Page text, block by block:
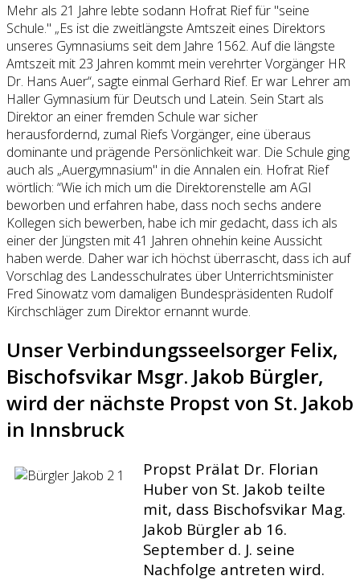
Mehr als 21 Jahre lebte sodann Hofrat Rief für "seine
Schule." „Es ist die zweitlängste Amtszeit eines Direktors
unseres Gymnasiums seit dem Jahre 1562. Auf die längste
Amtszeit mit 23 Jahren kommt mein verehrter Vorgänger HR
Dr. Hans Auer“, sagte einmal Gerhard Rief. Er war Lehrer am
Haller Gymnasium für Deutsch und Latein. Sein Start als
Direktor an einer fremden Schule war sicher
herausfordernd, zumal Riefs Vorgänger, eine überaus
dominante und prägende Persönlichkeit war. Die Schule ging
auch als „Auergymnasium" in die Annalen ein. Hofrat Rief
wörtlich: “Wie ich mich um die Direktorenstelle am AGI
beworben und erfahren habe, dass noch sechs andere
Kollegen sich bewerben, habe ich mir gedacht, dass ich als
einer der Jüngsten mit 41 Jahren ohnehin keine Aussicht
haben werde. Daher war ich höchst überrascht, dass ich auf
Vorschlag des Landesschulrates über Unterrichtsminister
Fred Sinowatz vom damaligen Bundespräsidenten Rudolf
Kirchschläger zum Direktor ernannt wurde.
Unser Verbindungsseelsorger Felix,
Bischofsvikar Msgr. Jakob Bürgler,
wird der nächste Propst von St. Jakob
in Innsbruck
Propst Prälat Dr. Florian
Huber von St. Jakob teilte
mit, dass Bischofsvikar Mag.
Jakob Bürgler ab 16.
September d. J. seine
Nachfolge antreten wird.